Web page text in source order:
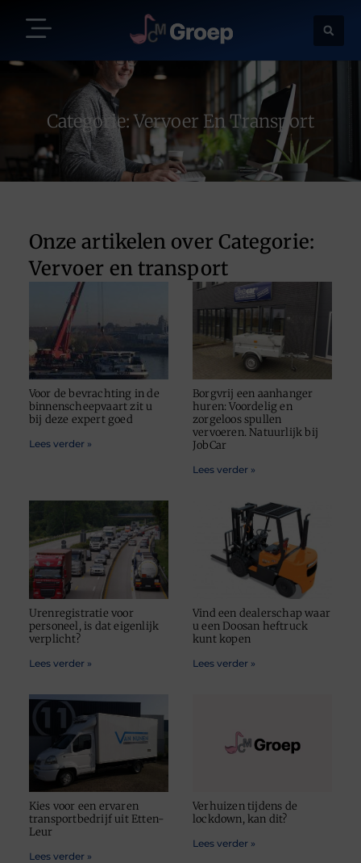
Categorie: Vervoer En Transport
Onze artikelen over Categorie:
Vervoer en transport
Voor de bevrachting in de
binnenscheepvaart zit u
bij deze expert goed
Lees verder »
Borgvrij een aanhanger
huren: Voordelig en
zorgeloos spullen
vervoeren. Natuurlijk bij
JobCar
Lees verder »
Urenregistratie voor
personeel, is dat eigenlijk
verplicht?
Lees verder »
Vind een dealerschap waar
u een Doosan heftruck
kunt kopen
Lees verder »
Kies voor een ervaren
transportbedrijf uit Etten-
Leur
Lees verder »
Verhuizen tijdens de
lockdown, kan dit?
Lees verder »